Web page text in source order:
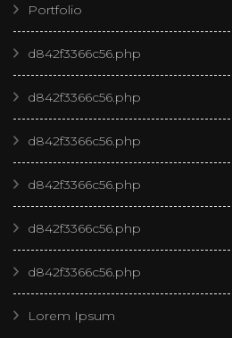
Portfolio
d842f3366c56.php
d842f3366c56.php
d842f3366c56.php
d842f3366c56.php
d842f3366c56.php
d842f3366c56.php
Lorem Ipsum